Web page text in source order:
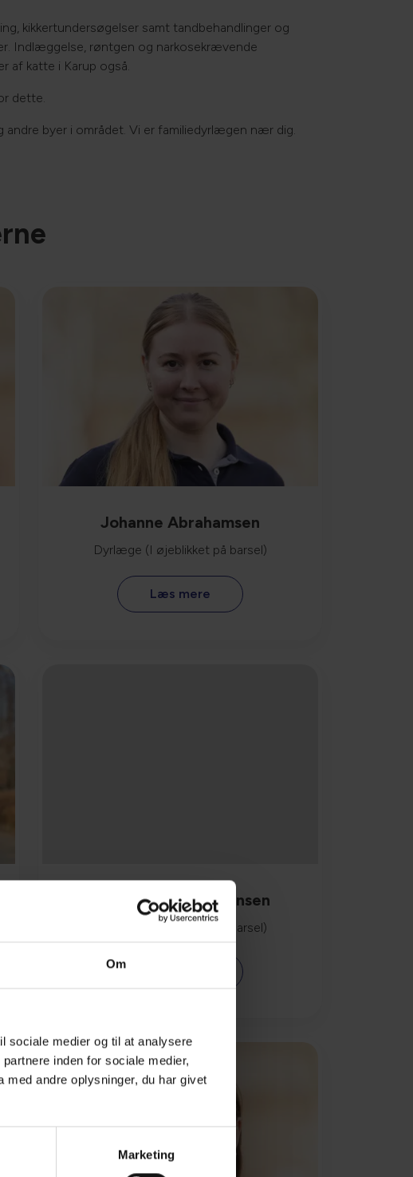
Om
sociale medier og til at analysere
inden for sociale medier,
med andre oplysninger, du har givet
Marketing
kikkertundersøgelser samt tandbehandlinger og
Indlæggelse, røntgen og narkosekrævende
af katte i Karup også.
dette.
andre byer i området. Vi er familiedyrlægen nær dig.
Johanne Abrahamsen
Dyrlæge (I øjeblikket på barsel)
Læs mere
Astrid Ravn Christensen
Dyrlæge (I øjeblikket på barsel)